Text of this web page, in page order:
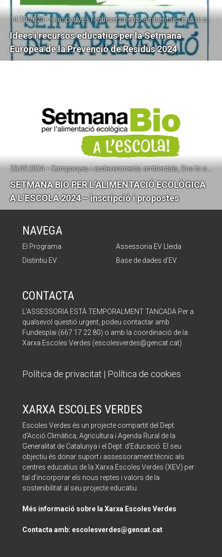
Idees i recursos educatius per la Setmana
Europea de la Prevenció de Residus 2024
14.10.2024 • Campanyes i esdeveniments ambientals, Ens hi sumem?!, malbaratament alimentari, Residus, SetmanaPrevencióResidus
SETMANA BIO PER L’ALIMENTACIÓ ECOLÒGICA
A L’ESCOLA 2024 – inscripció i propostes
23.09.2024 • Campanyes i esdeveniments ambientals, Ens hi sumem?!, malbaratament alimentari, Residus, SetmanaPrevencióResidus
NAVEGA
El Programa
Distintiu EV
Assessoria EV Lleida
Base de dades d’EV
CONTACTA
L’ASSESSORIA ESTÀ TEMPORALMENT TANCADA Per a
qualsevol qüestió urgent, podeu contactar amb
Fundesplai (667 17 22 80) o amb la coordinació de la
Xarxa Escoles Verdes (escolesverdes@gencat.cat)
Política de privacitat | Política de cookies
XARXA ESCOLES VERDES
Escoles Verdes és un projecte compartit del Dept.
d'Acció Climàtica, Agricultura i Agenda Rural de la
Generalitat de Catalunya i el Dept. d'Educació. El seu
objectiu és donar suport i assessorament tècnic als
centres educatius de la Xarxa Escoles Verdes (XEV) per
tal d'incorporar els nous reptes i valors de la
sostenibilitat al seu projecte educatiu.
Més informació sobre la Xarxa Escoles Verdes
Contacta amb: escolesverdes@gencat.cat